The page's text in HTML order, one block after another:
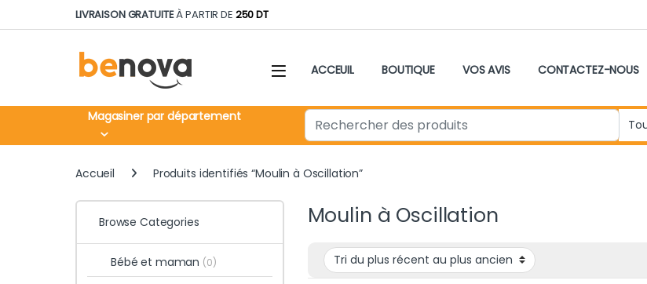
Skip to navigation
Skip to contentLIVRAISON GRATUITEÀ PARTIR DE 250 DT
ACCEUIL BOUTIQUE VOS AVIS CONTACTEZ-NOUS
Magasiner par département Search for:
Accueil Produits identifiés “Moulin à Oscillation”
Moulin à Oscillation
Browse Categories
Bébé et maman (0)